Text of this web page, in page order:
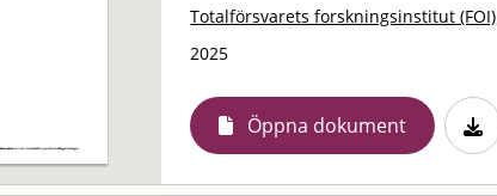
Totalförsvarets forskningsinstitut (FOI)
2025
Öppna dokument